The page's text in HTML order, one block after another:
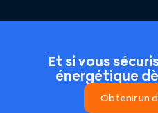
Et si vous
énergétique
Obtenir un